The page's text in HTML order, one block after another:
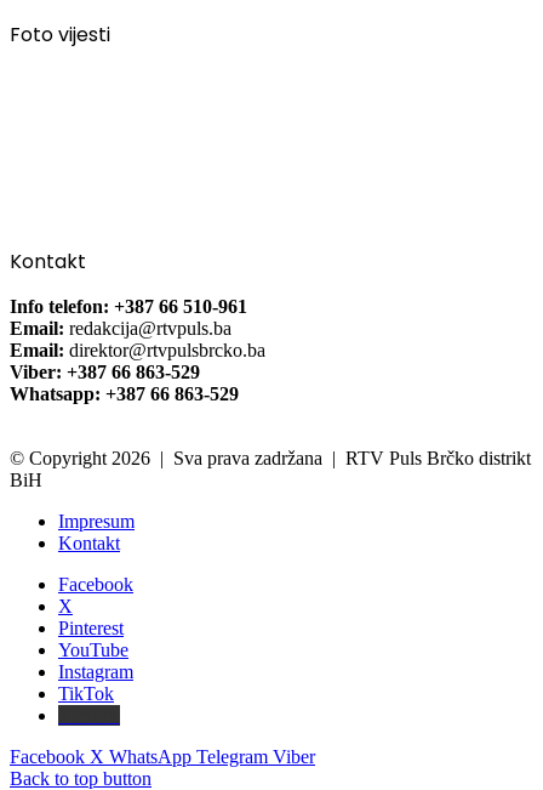
Foto vijesti
Kontakt
Info telefon: +387 66 510-961
Email: redakcija@rtvpuls.ba
Email: direktor@rtvpulsbrcko.ba
Viber: +387 66 863-529
Whatsapp: +387 66 863-529
© Copyright 2026 | Sva prava zadržana | RTV Puls Brčko distrikt
BiH
Impresum
Kontakt
Facebook
X
Pinterest
YouTube
Instagram
TikTok
Facebook X WhatsApp Telegram Viber
Back to top button